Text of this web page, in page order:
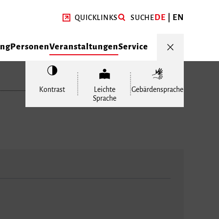
QUICKLINKS SUCHEDE EN
PersonenVeranstaltungenService
Kontrast
Leichte
Sprache
Gebärdensprache